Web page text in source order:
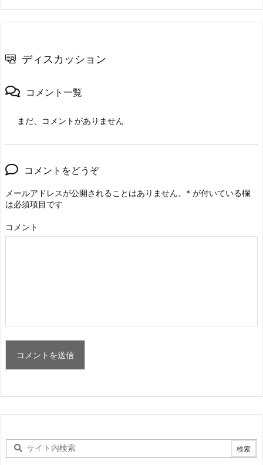
ディスカッション
コメント一覧
まだ、コメントがありません
コメントをどうぞ
メールアドレスが公開されることはありません。 * が付いている欄
は必須項目です
コメント